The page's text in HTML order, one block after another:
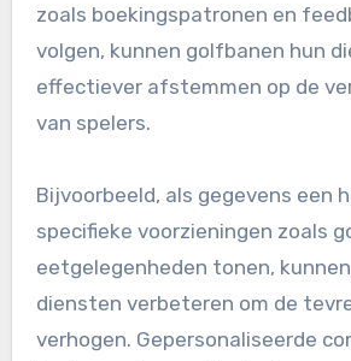
zoals boekingspatronen en
volgen, kunnen golfbanen hun
effectiever afstemmen op de
van spelers.
Bijvoorbeeld, als gegevens een
specifieke voorzieningen zoals
eetgelegenheden tonen,
diensten verbeteren om de
verhogen. Gepersonaliseerde